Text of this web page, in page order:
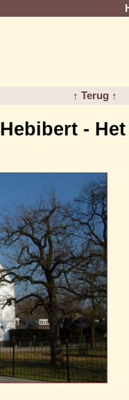
↑ Terug ↑
- Het